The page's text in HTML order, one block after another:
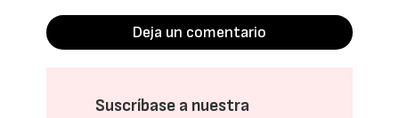
Deja un comentario
Suscríbase a nuestra